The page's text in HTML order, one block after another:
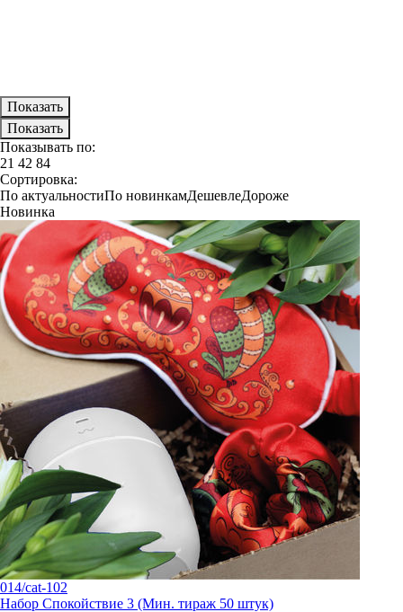
Показывать по:
21 42 84
Сортировка:
По актуальностиПо новинкамДешевлеДороже
Новинка
014/cat-102
Набор Спокойствие 3 (Мин. тираж 50 штук)